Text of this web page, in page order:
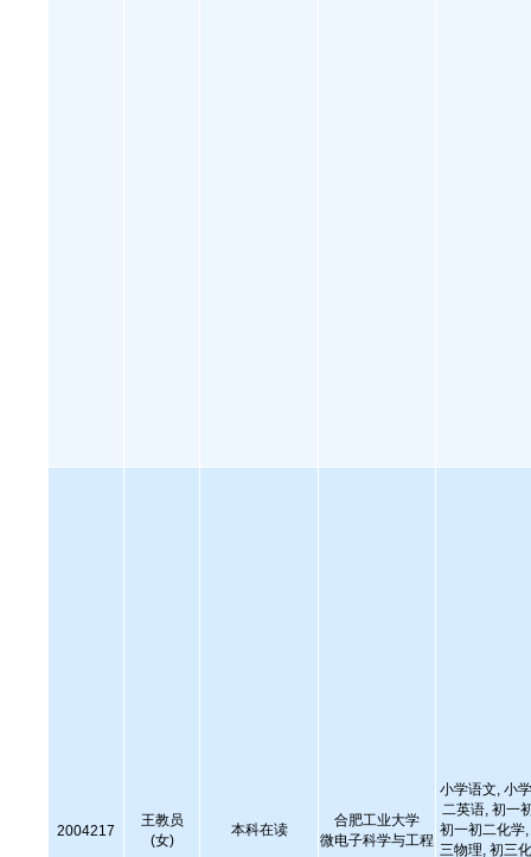
2004217
王教员
(女)
本科在读
合肥工业大学
微电子科学与工程
小学语文, 小
二英语, 初一
初一初二化学
三物理, 初三